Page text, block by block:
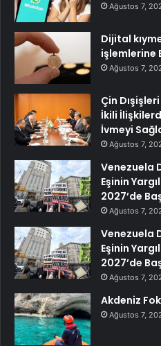
Ağustos 7,
Dijital
işlemlerine
Ağustos 7,
Çin
İkili
İvmeyi
Ağustos 7,
Venezuela
Eşinin
2027’de
Ağustos 7,
Venezuela
Eşinin
2027’de
Ağustos 7,
Akdeniz
Ağustos 7,